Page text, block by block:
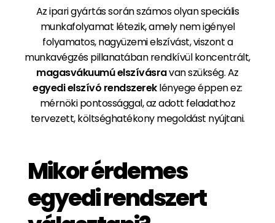
Az ipari gyártás során számos olyan speciális
munkafolyamat létezik, amely nem igényel
folyamatos, nagyüzemi elszívást, viszont a
munkavégzés pillanatában rendkívül koncentrált,
magasvákuumú elszívásravan szükség. Az
egyedi elszívó rendszereklényege éppen ez:
mérnöki pontossággal, az adott feladathoz
tervezett, költséghatékony megoldást nyújtani.
Mikor érdemes
egyedi rendszert